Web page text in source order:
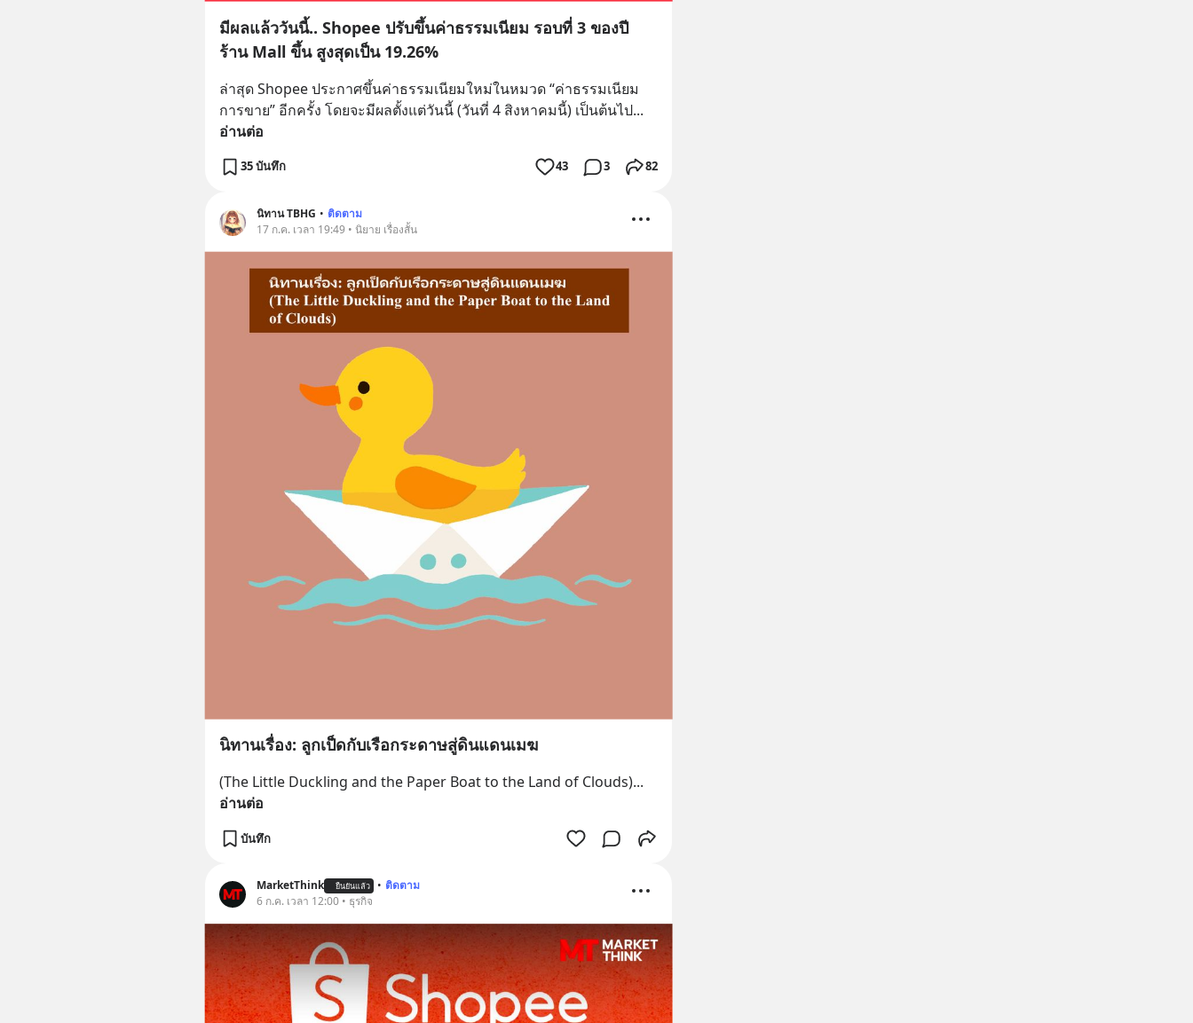
มีผลแล้ววันนี้.. Shopee ปรับขึ้นค่าธรรมเนียม รอบที่ 3 ของปี
ร้าน Mall ขึ้น สูงสุดเป็น 19.26%
ล่าสุด Shopee ประกาศขึ้นค่าธรรมเนียมใหม่ในหมวด “ค่าธรรมเนียม
การขาย” อีกครั้ง โดยจะมีผลตั้งแต่วันนี้ (วันที่ 4 สิงหาคมนี้) เป็นต้นไป
อ่านต่อ
35 บันทึก 43 3 82
นิทาน TBHG • ติดตาม
17 ก.ค. เวลา 19:49 • นิยาย เรื่องสั้น
นิทานเรื่อง: ลูกเป็ดกับเรือกระดาษสู่ดินแดนเมฆ
(The Little Duckling and the Paper Boat to the Land of Clouds)
อ่านต่อ
บันทึก
MarketThink ยืนยันแล้ว • ติดตาม
6 ก.ค. เวลา 12:00 • ธุรกิจ